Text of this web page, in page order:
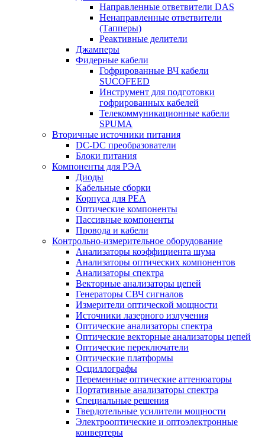
Направленные ответвители DAS
Ненаправленные ответвители
(Тапперы)
Реактивные делители
Джамперы
Фидерные кабели
Гофрированные ВЧ кабели
SUCOFEED
Инструмент для подготовки
гофрированных кабелей
Телекоммуникационные кабели
SPUMA
Вторичные источники питания
DC-DC преобразователи
Блоки питания
Компоненты для РЭА
Диоды
Кабельные сборки
Корпуса для РЕА
Оптические компоненты
Пассивные компоненты
Провода и кабели
Контрольно-измерительное оборудование
Анализаторы коэффициента шума
Анализаторы оптических компонентов
Анализаторы спектра
Векторные анализаторы цепей
Генераторы СВЧ сигналов
Измерители оптической мощности
Источники лазерного излучения
Оптические анализаторы спектра
Оптические векторные анализаторы цепей
Оптические переключатели
Оптические платформы
Осциллографы
Переменные оптические аттенюаторы
Портативные анализаторы спектра
Специальные решения
Твердотельные усилители мощности
Электрооптические и оптоэлектронные
конвертеры